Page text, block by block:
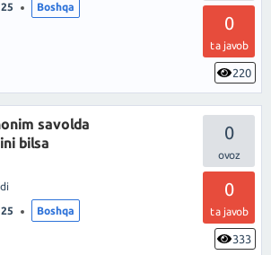
0
ta javob
220
Boshqa
0
0
ta javob
333
savolda
bilsa
Boshqa